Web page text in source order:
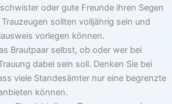
oder gute Freunde ihren Segen
sollten volljährig sein und
vorlegen können.
Brautpaar selbst, ob oder wer bei
dabei sein soll. Denken Sie bei
viele Standesämter nur eine begrenzte
können.